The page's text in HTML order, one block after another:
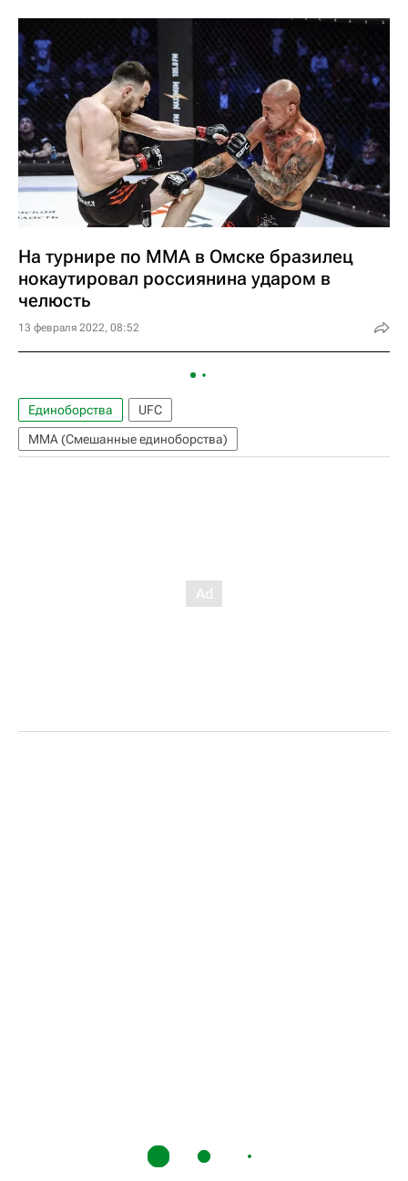
На турнире по ММА в Омске бразилец
нокаутировал россиянина ударом в
челюсть
13 февраля 2022, 08:52
Единоборства
UFC
ММА (Смешанные единоборства)